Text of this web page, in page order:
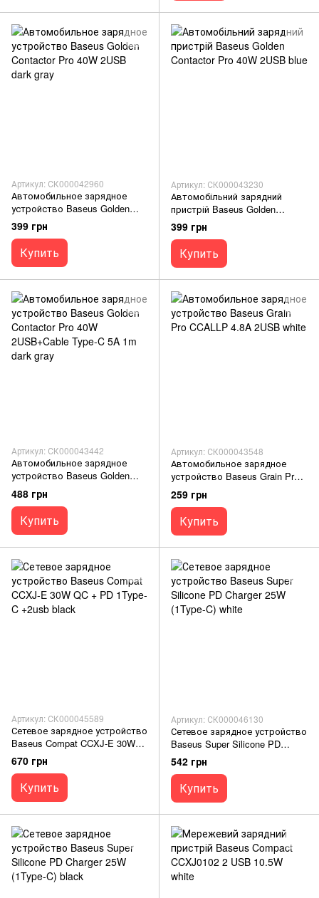
Артикул: СК000042960
Автомобильное зарядное
устройство Baseus Golden
Contactor Pro 40W 2USB dark
gray
399 грн
Купить
Артикул: СК000043230
Автомобільний зарядний
пристрій Baseus Golden
Contactor Pro 40W 2USB blue
399 грн
Купить
Артикул: СК000043442
Автомобильное зарядное
устройство Baseus Golden
Contactor Pro 40W 2USB+Cable
Type-C 5A 1m dark gray
488 грн
Купить
Артикул: СК000043548
Автомобильное зарядное
устройство Baseus Grain Pro
CCALLP 4.8A 2USB white
259 грн
Купить
Артикул: СК000045589
Сетевое зарядное устройство
Baseus Compat CCXJ-E 30W
QC + PD 1Type-C +2usb black
670 грн
Купить
Артикул: СК000046130
Сетевое зарядное устройство
Baseus Super Silicone PD
Charger 25W (1Type-C) white
542 грн
Купить